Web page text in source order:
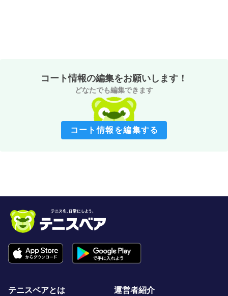
コート情報の編集をお願いします！
どなたでも編集できます
コート情報を編集する
テニスベアとは 運営者紹介